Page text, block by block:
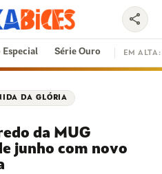
SAMBA-ENREDO
FEIJOADA
share
Especial Série Ouro EM ALTA:
DA GLÓRIA
da MUG
junho com novo